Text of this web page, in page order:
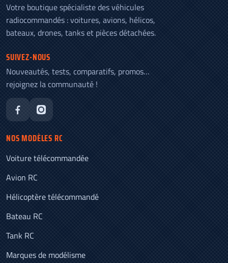
Votre boutique spécialiste des véhicules
radiocommandés : voitures, avions, hélicos,
bateaux, drones, tanks et pièces détachées.
SUIVEZ-NOUS
Nouveautés, tests, comparatifs, promos…
rejoignez la communauté !
NOS MODÈLES RC
Voiture télécommandée
Avion RC
Hélicoptère télécommandé
Bateau RC
Tank RC
Marques de modélisme